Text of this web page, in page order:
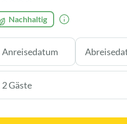
Nachhaltig
2 Gäste